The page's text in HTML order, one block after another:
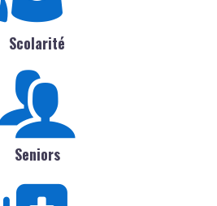
Scolarité
Seniors